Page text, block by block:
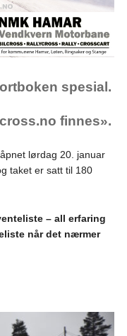
spesial.
finnes».
lørdag 20. januar
taket er satt til 180
– all erfaring
når det nærmer